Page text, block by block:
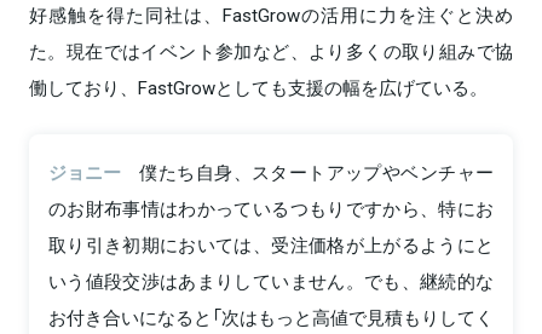
好感触を得た同社は、FastGrowの活用に力を注ぐと決め
た。現在ではイベント参加など、より多くの取り組みで協
働しており、FastGrowとしても支援の幅を広げている。
ジョニー
僕たち自身、スタートアップやベンチャー
のお財布事情はわかっているつもりですから、特にお
取り引き初期においては、受注価格が上がるようにと
いう値段交渉はあまりしていません。でも、継続的な
お付き合いになると「次はもっと高値で見積もりしてく